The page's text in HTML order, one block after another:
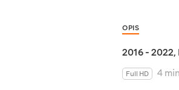
OPIS
2016 - 2022,
Full HD
4 min